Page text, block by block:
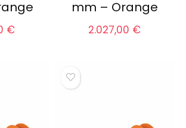
€
mm – Orange
2.027,00 €